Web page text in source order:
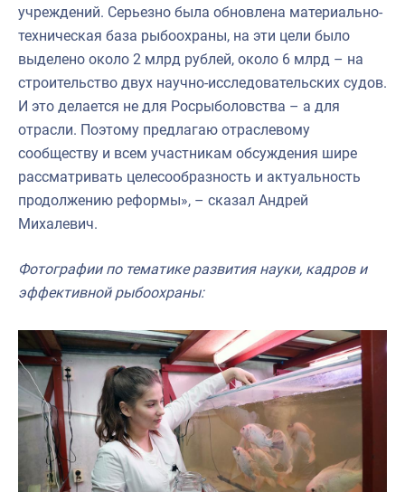
учреждений. Серьезно была обновлена материально-
техническая база рыбоохраны, на эти цели было
выделено около 2 млрд рублей, около 6 млрд – на
строительство двух научно-исследовательских судов.
И это делается не для Росрыболовства – а для
отрасли. Поэтому предлагаю отраслевому
сообществу и всем участникам обсуждения шире
рассматривать целесообразность и актуальность
продолжению реформы», – сказал Андрей
Михалевич.
Фотографии по тематике развития науки, кадров и
эффективной рыбоохраны: